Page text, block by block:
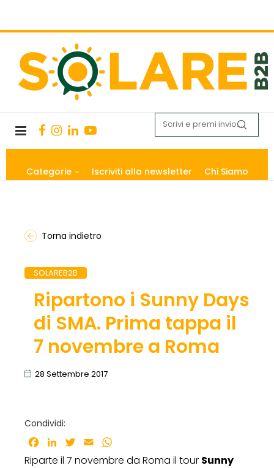
Categorie Iscriviti alla newsletter Chi Siamo
Torna indietro
SOLAREB2B
Ripartono i Sunny Days
di SMA. Prima tappa il
7 novembre a Roma
28 Settembre 2017
Condividi:
Facebook
LinkedInTwitter
Email
Riparte il 7 novembre da Roma il tour Sunny